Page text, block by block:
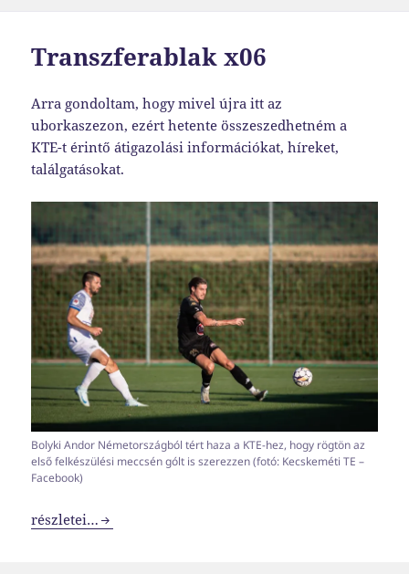
Transzferablak x06
Arra gondoltam, hogy mivel újra itt az
uborkaszezon, ezért hetente összeszedhetném a
KTE-t érintő átigazolási információkat, híreket,
találgatásokat.
Bolyki Andor Németországból tért haza a KTE-hez, hogy rögtön az
első felkészülési meccsén gólt is szerezzen (fotó: Kecskeméti TE –
Facebook)
Transzferablak x06
részletei…